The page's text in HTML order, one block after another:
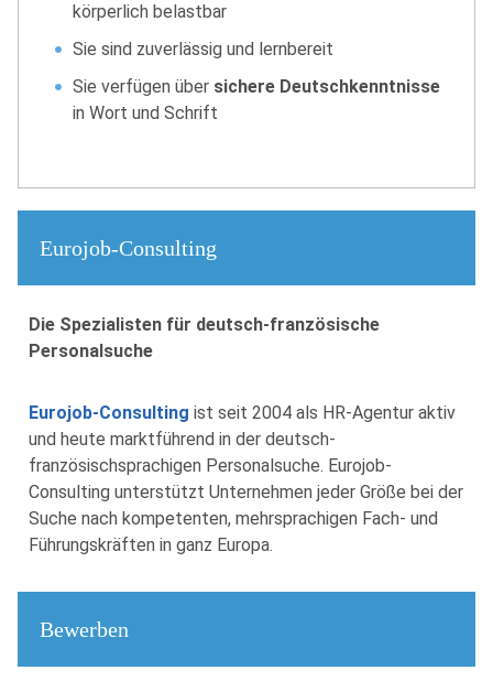
körperlich belastbar
Sie sind zuverlässig und lernbereit
Sie verfügen über sichere Deutschkenntnisse
in Wort und Schrift
Eurojob-Consulting
Die Spezialisten für deutsch-französische
Personalsuche
Eurojob-Consulting ist seit 2004 als HR-Agentur aktiv
und heute marktführend in der deutsch-
französischsprachigen Personalsuche. Eurojob-
Consulting unterstützt Unternehmen jeder Größe bei der
Suche nach kompetenten, mehrsprachigen Fach- und
Führungskräften in ganz Europa.
Bewerben